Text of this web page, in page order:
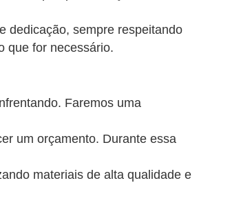
dedicação, sempre respeitando
que for necessário.
Faremos uma
um orçamento. Durante essa
materiais de alta qualidade e